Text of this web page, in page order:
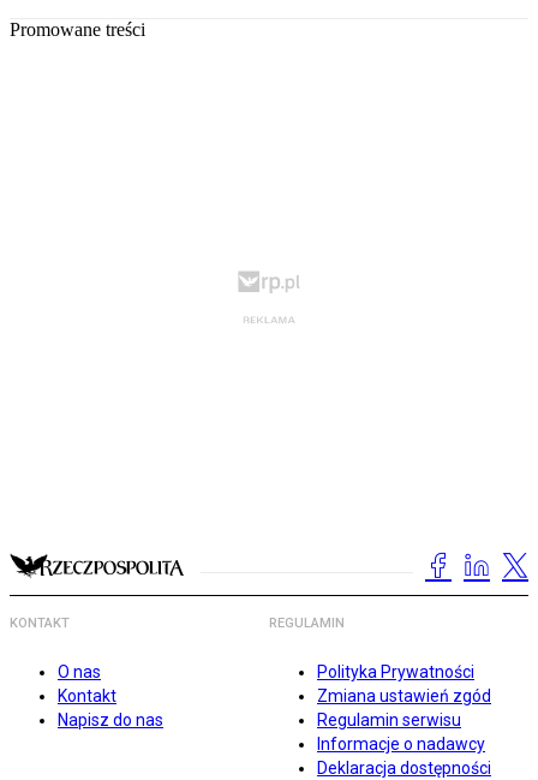
Promowane treści
KONTAKT
O nas
Kontakt
Napisz do nas
REGULAMIN
Polityka Prywatności
Zmiana ustawień zgód
Regulamin serwisu
Informacje o nadawcy
Deklaracja dostępności